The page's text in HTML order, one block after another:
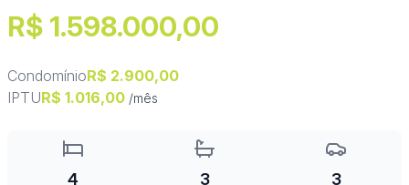
R$ 1.598.000,00
CondomínioR$ 2.900,00
IPTUR$ 1.016,00 /mês
4 3 3